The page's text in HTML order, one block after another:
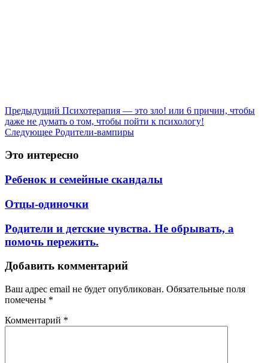
Предыдущий Психотерапия — это зло! или 6 причин, чтобы
даже не думать о том, чтобы пойти к психологу!
Следующее Родители-вампиры
Это интересно
Ребенок и семейные скандалы
Отцы-одиночки
Родители и детские чувства. Не обрывать, а
помочь пережить.
Добавить комментарий
Ваш адрес email не будет опубликован. Обязательные поля
помечены *
Комментарий *